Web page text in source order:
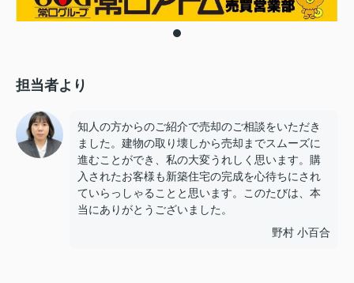
担当者より
知人の方からのご紹介で売却のご相談をいただき
ました。建物の取り壊しから売却までスムーズに
進むことができ、私の大変うれしく思います。購
入されたお客様も新築住宅の完成を心待ちにされ
ていらっしゃることと思います。このたびは、本
当にありがとうございました。
野村 小百合